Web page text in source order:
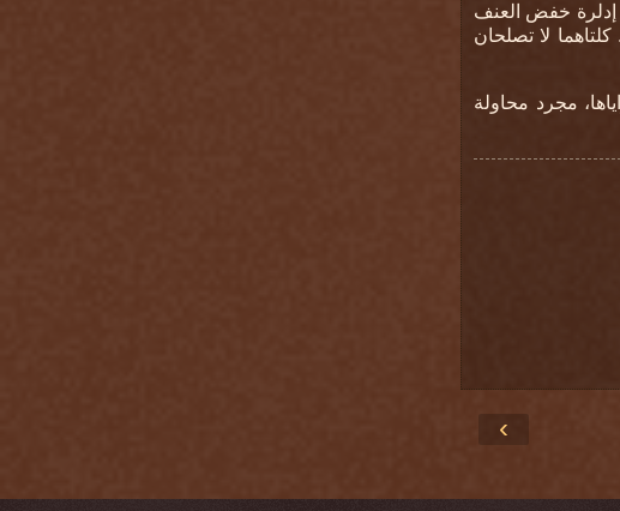
إدلرة خفض العنف
لا تصلحان
مجرد محاولة
›